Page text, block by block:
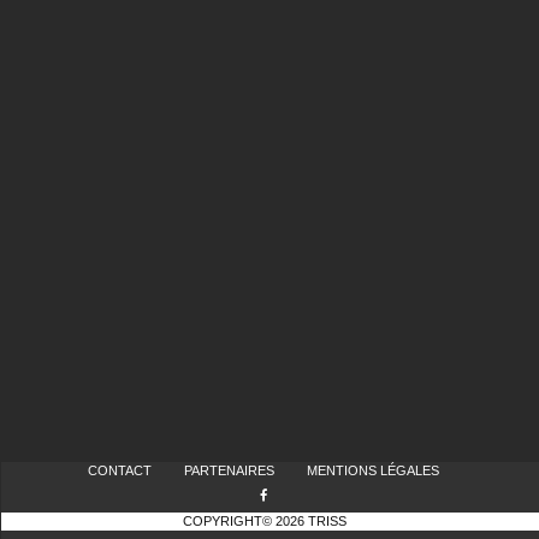
CONTACT PARTENAIRES MENTIONS LÉGALES
COPYRIGHT© 2026 TRISS